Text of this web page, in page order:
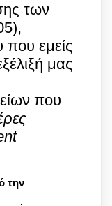
των
εμείς
μας
που
την